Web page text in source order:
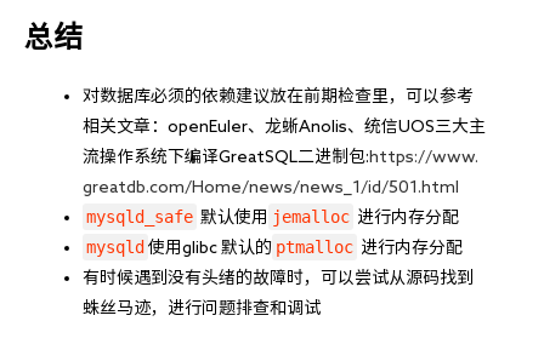
总结
对数据库必须的依赖建议放在前期检查里，可以参考
相关文章：openEuler、龙蜥Anolis、统信UOS三大主
流操作系统下编译GreatSQL二进制包:https://www.
greatdb.com/Home/news/news_1/id/501.html
mysqld_safe 默认使用 jemalloc 进行内存分配
mysqld 使用glibc 默认的 ptmalloc 进行内存分配
有时候遇到没有头绪的故障时，可以尝试从源码找到
蛛丝马迹，进行问题排查和调试